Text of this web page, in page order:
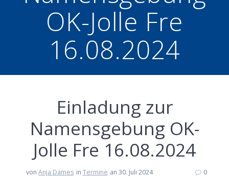
OK-Jolle Fre
16.08.2024
Einladung zur
Namensgebung OK-
Jolle Fre 16.08.2024
vonAnja Dames in Termine an 30. Juli 2024 0